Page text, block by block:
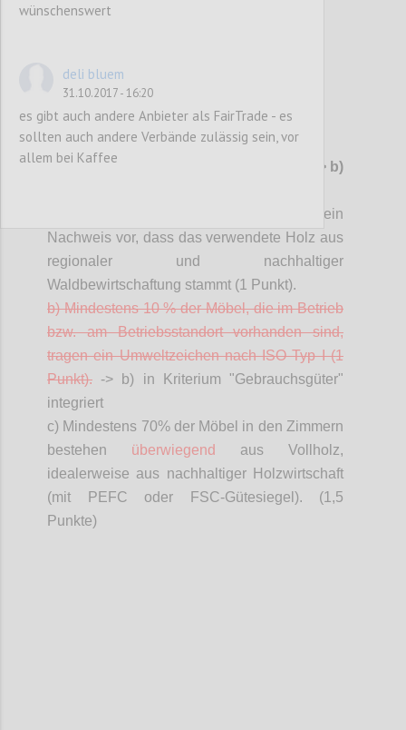
P102
G11 Möbel aus Holz
-> b)
a) Für (Garten-) Möbel aus Holz liegt ein
Nachweis vor, dass das verwendete Holz aus
regionaler und nachhaltiger
Waldbewirtschaftung stammt (1 Punkt).
b) Mindestens 10 % der Möbel, die im Betrieb
bzw. am Betriebsstandort vorhanden sind,
tragen ein Umweltzeichen nach ISO Typ I (1
Punkt). -> b) in Kriterium "Gebrauchsgüter"
integriert
c) Mindestens 70% der Möbel in den Zimmern
bestehen überwiegend
aus Vollholz,
idealerweise aus nachhaltiger Holzwirtschaft
(mit PEFC oder FSC-Gütesiegel). (1,5
Punkte)
wünschenswert
deli bluem
31.10.2017 - 16:20
es gibt auch andere Anbieter als FairTrade - es
sollten auch andere Verbände zulässig sein, vor
allem bei Kaffee